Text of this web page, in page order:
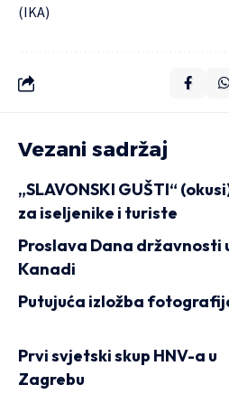
(IKA)
Vezani sadržaj
„SLAVONSKI GUŠTI“
za iseljenike i turiste
Proslava Dana državnosti
Kanadi
Putujuća izložba
Prvi svjetski skup HNV-a u
Zagrebu